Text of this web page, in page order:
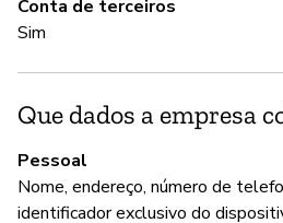
Conta de terceiros
Sim
Que dados a empresa
Pessoal
Nome, endereço, número de
identificador exclusivo do